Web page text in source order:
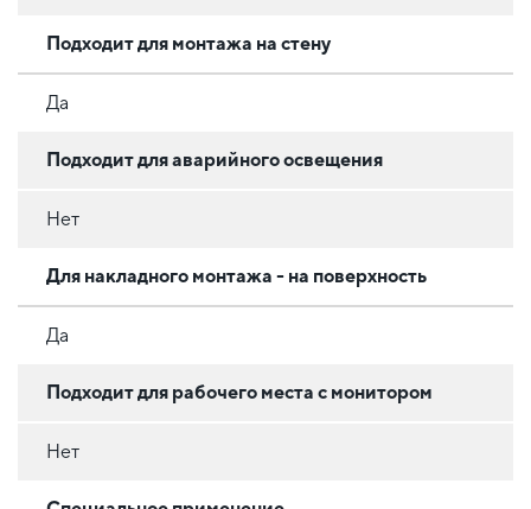
Подходит для монтажа на стену
Да
Подходит для аварийного освещения
Нет
Для накладного монтажа - на поверхность
Да
Подходит для рабочего места с монитором
Нет